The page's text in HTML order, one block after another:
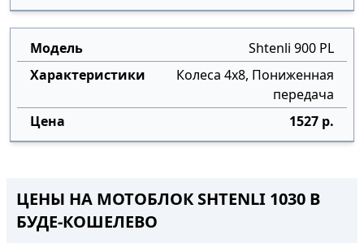
Shtenli 900 PL
Колеса 4х8, Пониженная
передача
1527 р.
ЦЕНЫ НА МОТОБЛОК SHTENLI 1030 В
БУДЕ-КОШЕЛЕВО